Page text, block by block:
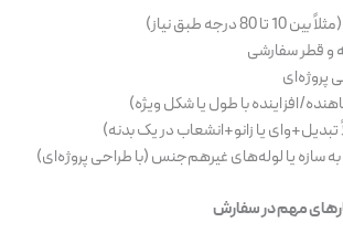
درجه طبق نیاز)
و قطر سفارشی
پروژه‌ای
افزاینده با طول یا شکل ویژه)
یا زانو+انشعاب در یک بدنه)
سازه یا لوله‌های غیرهم‌جنس (با طراحی پروژه‌ای)
مهم در سفارش